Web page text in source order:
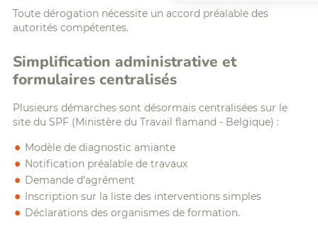
Toute dérogation nécessite un accord préalable des
autorités compétentes.
Simplification administrative et
formulaires centralisés
Plusieurs démarches sont désormais centralisées sur le
site du SPF (Ministère du Travail flamand - Belgique) :
Modèle de diagnostic amiante
Notification préalable de travaux
Demande d’agrément
Inscription sur la liste des interventions simples
Déclarations des organismes de formation.